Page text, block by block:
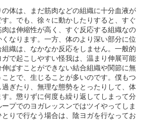
体は、まだ筋肉などの組織に十分血液が
。でも、徐々に動かしたりすると、すぐ
は伸縮性が高く、すぐ反応する組織なの
なります。一方、体のより深い部分に位
織は、なかなか反応をしません。一般的
で起こしやすい怪我は、温まり伸展可能
ばすことができない結合組織や関節に無
とで、生じることが多いのです。僕もつ
ぎたり、無理な態勢をとったりして、体
。懲りずに何度も繰り返してしまって分
プでのヨガレッスンではツイやってしま
りで行なう場合は、陰ヨガを行なってお